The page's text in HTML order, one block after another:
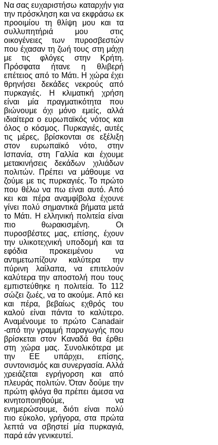
Να σας ευχαριστήσω καταρχήν για
την πρόσκληση και να εκφράσω εκ
προοιμίου τη θλίψη μου και τα
συλλυπητήριά μου στις
οικογένειες των πυροσβεστών
που έχασαν τη ζωή τους στη μάχη
με τις φλόγες στην Κρήτη.
Πρόσφατα ήτανε η θλιβερή
επέτειος από το Μάτι. Η χώρα έχει
θρηνήσει δεκάδες νεκρούς από
πυρκαγιές. Η κλιματική χρήση
είναι μία πραγματικότητα που
βιώνουμε όχι μόνο εμείς, αλλά
ιδιαίτερα ο ευρωπαϊκός νότος και
όλος ο κόσμος. Πυρκαγιές, αυτές
τις μέρες, βρίσκονται σε εξέλιξη
στον ευρωπαϊκό νότο, στην
Ισπανία, στη Γαλλία και έχουμε
μετακινήσεις δεκάδων χιλιάδων
πολιτών. Πρέπει να μάθουμε να
ζούμε με τις πυρκαγιές. Το πρώτο
που θέλω να πω είναι αυτό. Από
κει και πέρα αναμφίβολα έχουνε
γίνει πολύ σημαντικά βήματα μετά
το Μάτι. Η ελληνική πολιτεία είναι
πιο θωρακισμένη. Οι
πυροσβέστες μας, επίσης, έχουν
την υλικοτεχνική υποδομή και τα
εφόδια προκειμένου να
αντιμετωπίζουν καλύτερα την
πύρινη λαίλαπα, να επιτελούν
καλύτερα την αποστολή που τους
εμπιστεύθηκε η πολιτεία. Το 112
σώζει ζωές, να το ακούμε. Από κει
και πέρα, βεβαίως εχθρός του
καλού είναι πάντα το καλύτερο.
Αναμένουμε το πρώτο Canadair
-από την γραμμή παραγωγής που
βρίσκεται στον Καναδά θα έρθει
στη χώρα μας. Συνολικότερα με
την ΕΕ υπάρχει, επίσης,
συντονισμός και συνεργασία. Αλλά
χρειάζεται εγρήγορση και από
πλευράς πολιτών. Όταν δούμε την
πρώτη φλόγα θα πρέπει άμεσα να
κινητοποιηθούμε, να
ενημερώσουμε, διότι είναι πολύ
πιο εύκολο, γρήγορα, στα πρώτα
λεπτά να σβηστεί μία πυρκαγιά,
παρά εάν γενικευτεί.